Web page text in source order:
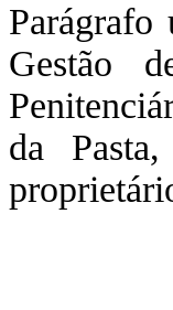
Parágrafo
Gestão
da